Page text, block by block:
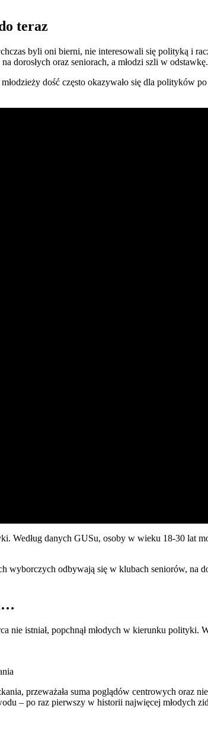
teraz
byli oni bierni, nie interesowali się polityką i
dorosłych oraz seniorach, a młodzi szli w odstawkę.
dość często okazywało się dla polityków
Według danych GUSu, osoby w wieku 18-30 lat
wyborczych odbywają się w klubach seniorów, na
nie istniał, popchnął młodych w kierunku
przeważała suma poglądów centrowych oraz
– po raz pierwszy w historii najwięcej młodych